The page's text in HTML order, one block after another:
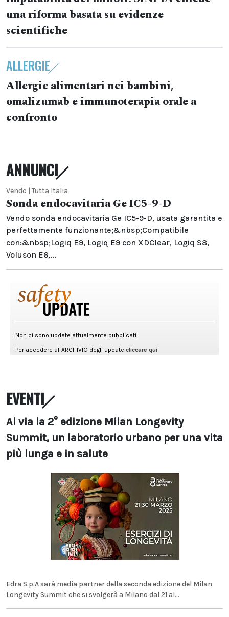
una riforma basata su evidenze
scientifiche
ALLERGIE
Allergie alimentari nei bambini,
omalizumab e immunoterapia orale a
confronto
ANNUNCI
Vendo | Tutta Italia
Sonda endocavitaria Ge IC5-9-D
Vendo sonda endocavitaria Ge IC5-9-D, usata garantita e
perfettamente funzionante;&nbsp;Compatibile
con:&nbsp;Logiq E9, Logiq E9 con XDClear, Logiq S8,
Voluson E6,...
EVENTI
Al via la 2° edizione Milan Longevity
Summit, un laboratorio urbano per una vita
più lunga e in salute
Edra S.p.A sarà media partner della seconda edizione del Milan
Longevity Summit che si svolgerà a Milano dal 21 al...